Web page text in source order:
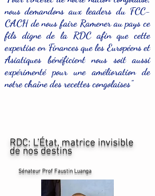
nous demandons aux leaders du FCC-
CACH de nous faire Ramener au pays ce
fils digne de la RDC afin que cette
expertise en Finances que les Européens et
Asiatiques bénéficient nous soit aussi
expérimenté pour une amélioration de
notre chaîne des recettes congolaises"
RDC: L’État, matrice invisible
de nos destins
Sénateur Prof Faustin Luanga